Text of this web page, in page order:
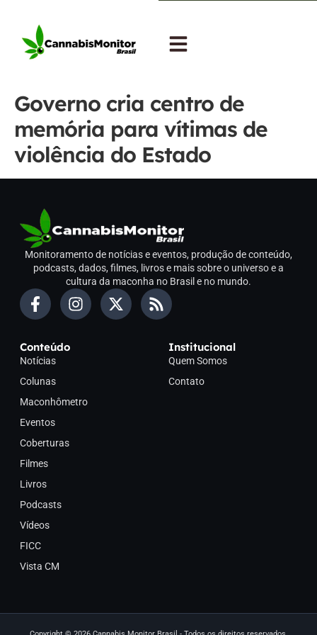
Governo cria centro de
memória para vítimas de
violência do Estado
Monitoramento de notícias e eventos, produção de conteúdo,
podcasts, dados, filmes, livros e mais sobre o universo e a
cultura da maconha no Brasil e no mundo.
Conteúdo
Notícias
Colunas
Maconhômetro
Eventos
Coberturas
Filmes
Livros
Podcasts
Vídeos
FICC
Vista CM
Institucional
Quem Somos
Contato